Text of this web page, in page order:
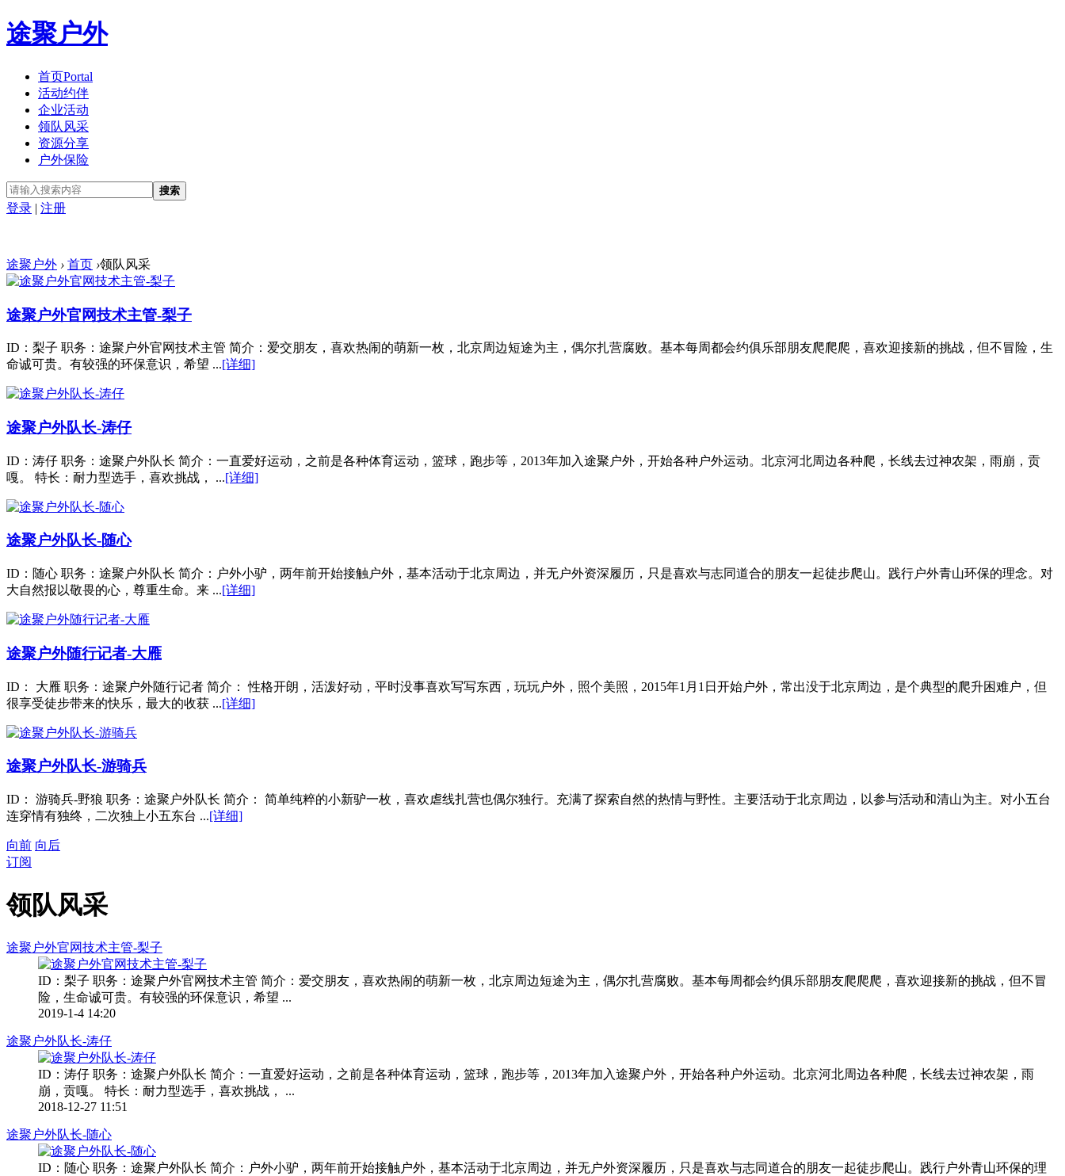
途聚户外
首页Portal
活动约伴
企业活动
领队风采
资源分享
户外保险
搜索
登录 | 注册
途聚户外 › 首页 ›领队风采
途聚户外官网技术主管-梨子
ID：梨子 职务：途聚户外官网技术主管 简介：爱交朋友，喜欢热闹的萌新一枚，北京周边短途为主，偶尔扎营腐败。基本每周都会约俱乐部朋友爬爬爬，喜欢迎接新的挑战，但不冒险，生
命诚可贵。有较强的环保意识，希望 ...[详细]
途聚户外队长-涛仔
ID：涛仔 职务：途聚户外队长 简介：一直爱好运动，之前是各种体育运动，篮球，跑步等，2013年加入途聚户外，开始各种户外运动。北京河北周边各种爬，长线去过神农架，雨崩，贡
嘎。 特长：耐力型选手，喜欢挑战， ...[详细]
途聚户外队长-随心
ID：随心 职务：途聚户外队长 简介：户外小驴，两年前开始接触户外，基本活动于北京周边，并无户外资深履历，只是喜欢与志同道合的朋友一起徒步爬山。践行户外青山环保的理念。对
大自然报以敬畏的心，尊重生命。来 ...[详细]
途聚户外随行记者-大雁
ID： 大雁 职务：途聚户外随行记者 简介： 性格开朗，活泼好动，平时没事喜欢写写东西，玩玩户外，照个美照，2015年1月1日开始户外，常出没于北京周边，是个典型的爬升困难户，但
很享受徒步带来的快乐，最大的收获 ...[详细]
途聚户外队长-游骑兵
ID： 游骑兵-野狼 职务：途聚户外队长 简介： 简单纯粹的小新驴一枚，喜欢虐线扎营也偶尔独行。充满了探索自然的热情与野性。主要活动于北京周边，以参与活动和清山为主。对小五台
连穿情有独终，二次独上小五东台 ...[详细]
向前 向后
订阅
领队风采
途聚户外官网技术主管-梨子
ID：梨子 职务：途聚户外官网技术主管 简介：爱交朋友，喜欢热闹的萌新一枚，北京周边短途为主，偶尔扎营腐败。基本每周都会约俱乐部朋友爬爬爬，喜欢迎接新的挑战，但不冒
险，生命诚可贵。有较强的环保意识，希望 ...
2019-1-4 14:20
途聚户外队长-涛仔
ID：涛仔 职务：途聚户外队长 简介：一直爱好运动，之前是各种体育运动，篮球，跑步等，2013年加入途聚户外，开始各种户外运动。北京河北周边各种爬，长线去过神农架，雨
崩，贡嘎。 特长：耐力型选手，喜欢挑战， ...
2018-12-27 11:51
途聚户外队长-随心
ID：随心 职务：途聚户外队长 简介：户外小驴，两年前开始接触户外，基本活动于北京周边，并无户外资深履历，只是喜欢与志同道合的朋友一起徒步爬山。践行户外青山环保的理